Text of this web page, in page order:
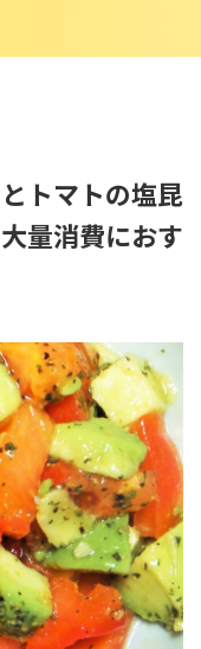
トマトの塩昆
量消費におす